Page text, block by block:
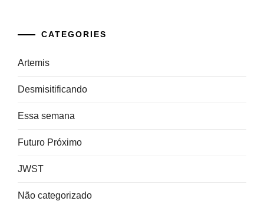
CATEGORIES
Artemis
Desmisitificando
Essa semana
Futuro Próximo
JWST
Não categorizado